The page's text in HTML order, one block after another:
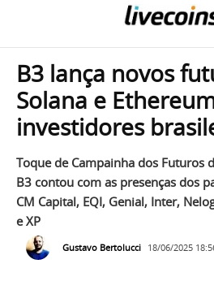
B3 lança novos
Solana e
investidores
Toque de Campainha dos Futuros
B3 contou com as presenças dos
CM Capital, EQI, Genial, Inter,
e XP
Gustavo Bertolucci 18/06/2025